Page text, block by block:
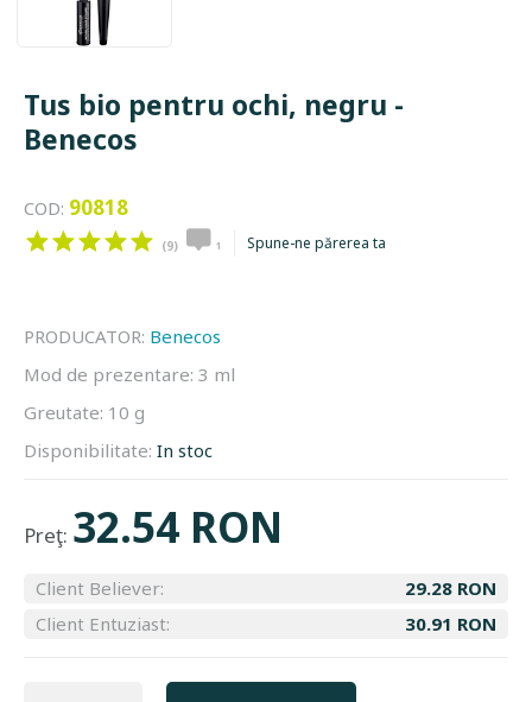
Tus bio pentru ochi, negru -
Benecos
COD: 90818
(9) 1 Spune-ne părerea ta
PRODUCATOR: Benecos
Mod de prezentare: 3 ml
Greutate: 10 g
Disponibilitate: In stoc
Preţ: 32.54 RON
Client Believer:
29.28 RON
Client Entuziast:
30.91 RON